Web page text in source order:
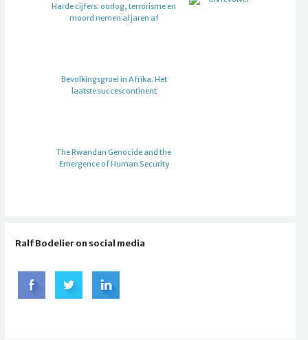
Harde cijfers: oorlog, terrorisme en
moord nemen al jaren af
Bevolkingsgroei in Afrika. Het
laatste succescontinent
The Rwandan Genocide and the
Emergence of Human Security
Ralf Bodelier on social media